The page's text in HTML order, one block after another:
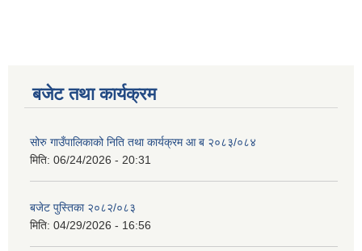
बजेट तथा कार्यक्रम
सोरु गाउँपालिकाको निति तथा कार्यक्रम आ ब २०८३/०८४
मिति: 06/24/2026 - 20:31
बजेट पुस्तिका २०८२/०८३
मिति: 04/29/2026 - 16:56